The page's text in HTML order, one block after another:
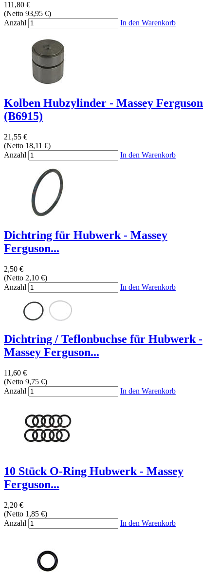
111,80 €
(Netto 93,95 €)
Anzahl
In den Warenkorb
Kolben Hubzylinder - Massey Ferguson
(B6915)
21,55 €
(Netto 18,11 €)
Anzahl
In den Warenkorb
Dichtring für Hubwerk - Massey
Ferguson...
2,50 €
(Netto 2,10 €)
Anzahl
In den Warenkorb
Dichtring / Teflonbuchse für Hubwerk -
Massey Ferguson...
11,60 €
(Netto 9,75 €)
Anzahl
In den Warenkorb
10 Stück O-Ring Hubwerk - Massey
Ferguson...
2,20 €
(Netto 1,85 €)
Anzahl
In den Warenkorb